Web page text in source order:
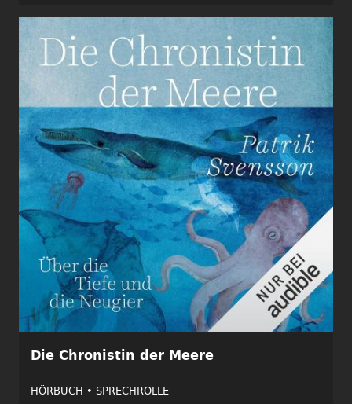
Die Chronistin der Meere
HÖRBUCH • SPRECHROLLE